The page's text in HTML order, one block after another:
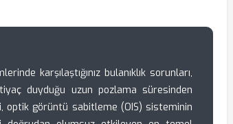
karşılaştığınız bulanıklık sorunları,
duyduğu uzun pozlama süresinden
optik görüntü sabitleme (OIS) sisteminin